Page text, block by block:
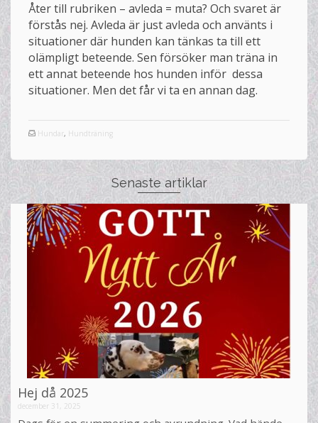
Åter till rubriken – avleda = muta? Och svaret är
förstås nej. Avleda är just avleda och använts i
situationer där hunden kan tänkas ta till ett
olämpligt beteende. Sen försöker man träna in
ett annat beteende hos hunden inför dessa
situationer. Men det får vi ta en annan dag.
Hundar, Hundträning
Senaste artiklar
Hej då 2025
december 31, 2025